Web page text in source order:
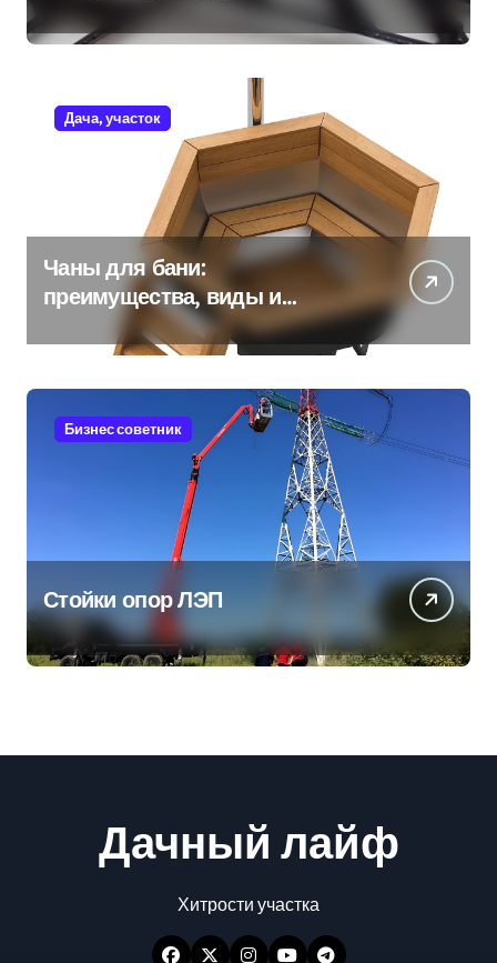
Дача, участок
Чаны для бани:
преимущества, виды и
особенности использования
Бизнес советник
Стойки опор ЛЭП
Дачный лайф
Хитрости участка